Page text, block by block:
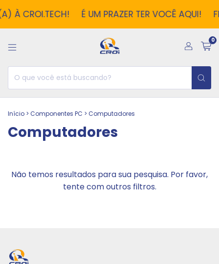
À CROI.TECH! É UM PRAZER TER VOCÊ AQUI!
0
Início > Componentes PC > Computadores
Computadores
Não temos resultados para sua pesquisa. Por favor,
tente com outros filtros.